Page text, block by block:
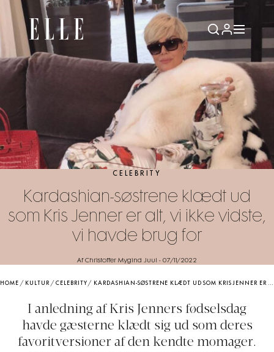
CELEBRITY
Kardashian-søstrene klædt ud
som Kris Jenner er alt, vi ikke vidste,
vi havde brug for
Af Christoffer Mygind Juul - 07/11/2022
HOME / KULTUR/CELEBRITY / KARDASHIAN-SØSTRENE KLÆDT UD SOM KRIS JENNER ER ALT, VI IKKE VIDSTE, VI HAVDE BRUG FOR
I anledning af Kris Jenners fødselsdag
havde gæsterne klædt sig ud som deres
favoritversioner af den kendte momager.